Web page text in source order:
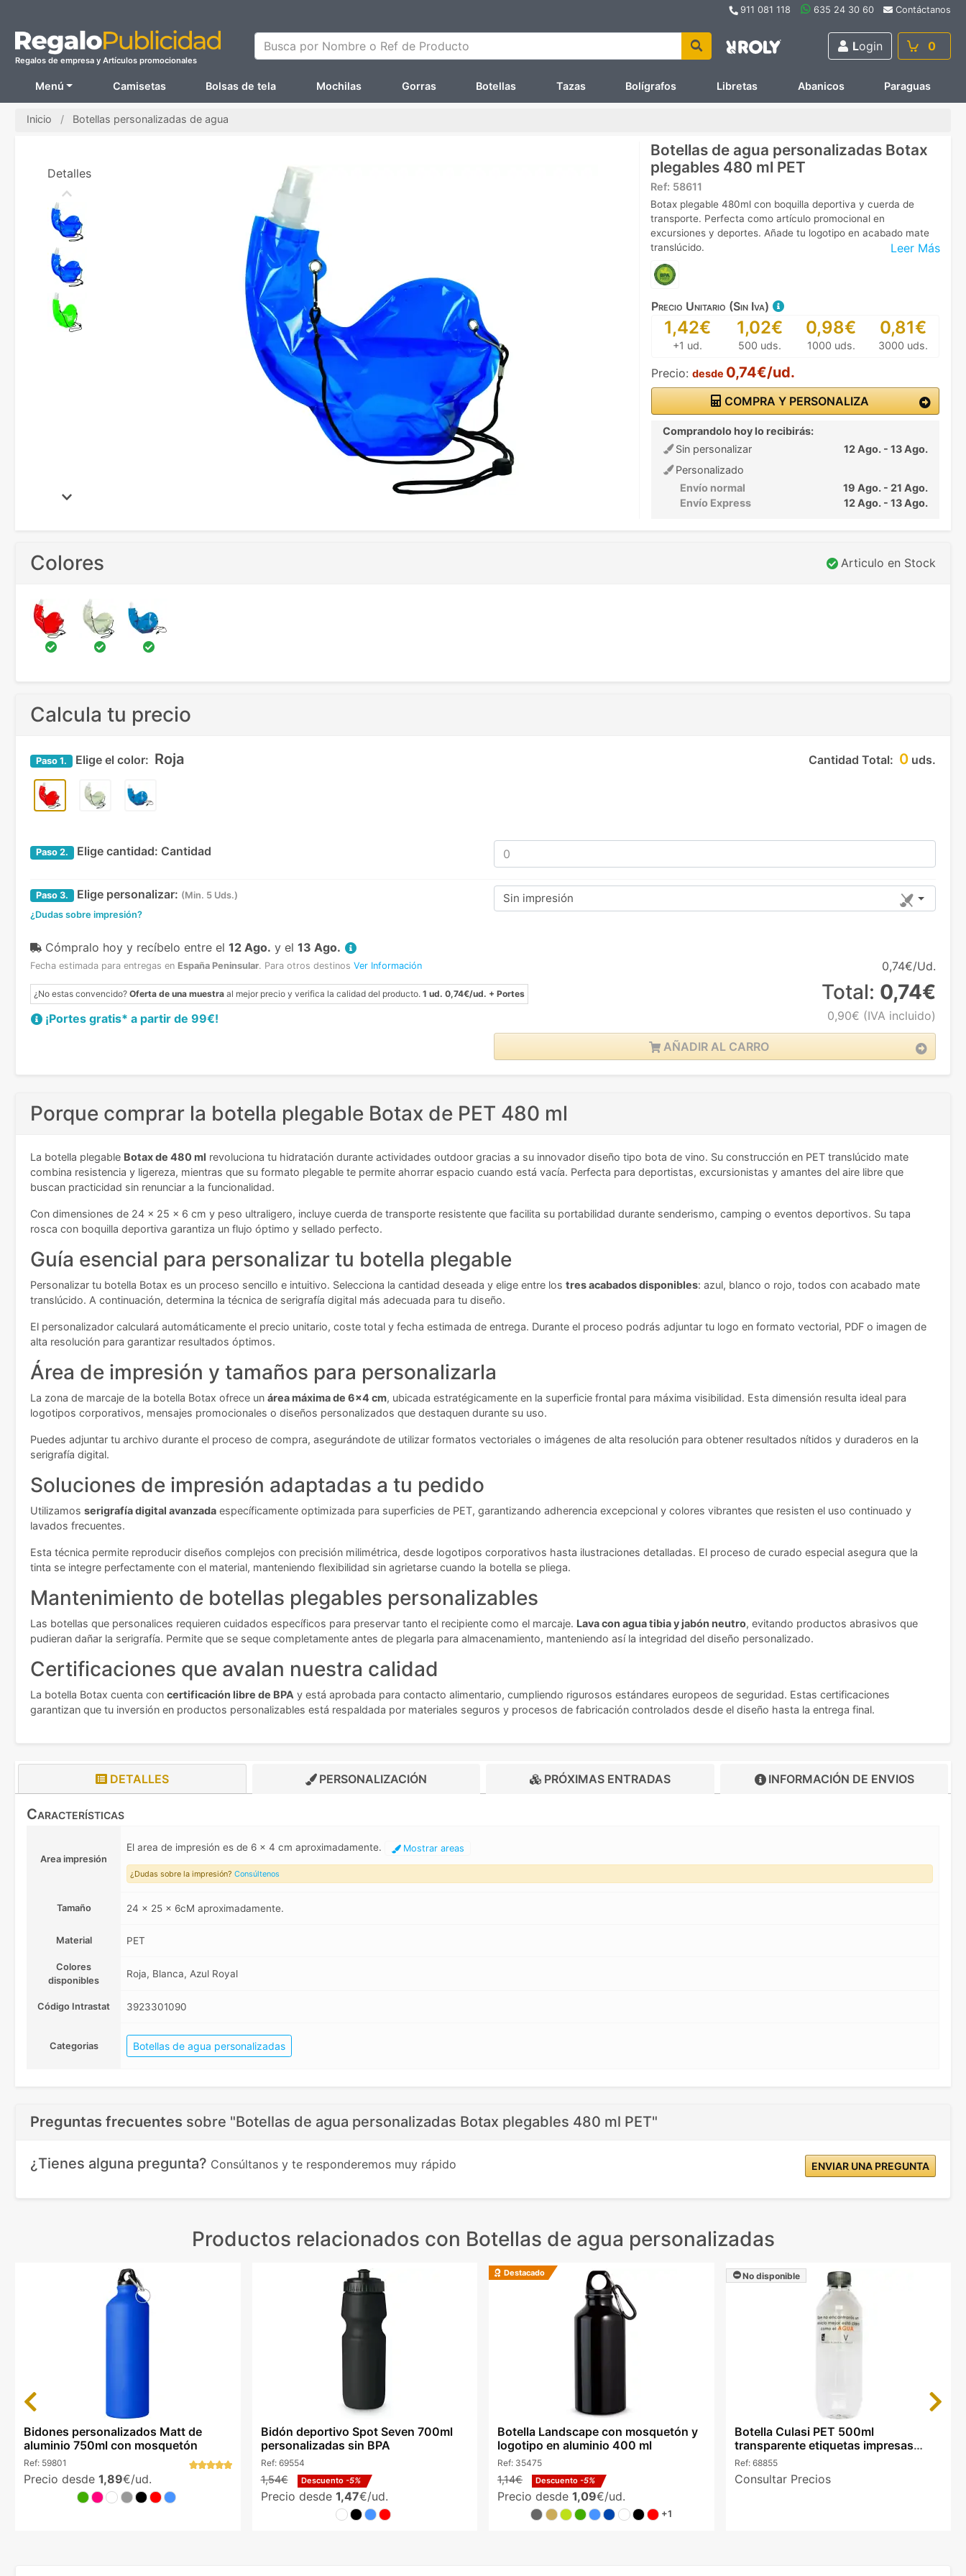
911 081 118 635 24 30 60 Contáctanos
Regalos de empresa y Artículos promocionales
Busca por Nombre o Ref de Producto Login 0
Menú Camisetas Bolsas de tela Mochilas Gorras Botellas Tazas Bolígrafos Libretas Abanicos Paraguas
Inicio Botellas personalizadas de agua
Botellas de agua personalizadas Botax
plegables 480 ml PET
Ref: 58611
Leer Más
Botax plegable 480ml con boquilla deportiva y cuerda de
transporte. Perfecta como artículo promocional en
excursiones y deportes. Añade tu logotipo en acabado mate
translúcido.
Precio Unitario (Sin Iva)
1,42€
+1 ud.
1,02€
500 uds.
0,98€
1000 uds.
0,81€
3000 uds.
Precio: desde 0,74€/ud.
COMPRA Y PERSONALIZA
Comprandolo hoy lo recibirás:
Sin personalizar
12 Ago. - 13 Ago.
Personalizado
Envío normal
19 Ago. - 21 Ago.
Envío Express
12 Ago. - 13 Ago.
Detalles
Colores Articulo en Stock
Calcula tu precio
Cantidad Total: 0 uds.
Paso 1. Elige el color: Roja
Paso 2. Elige cantidad: Cantidad
Paso 3. Elige personalizar: (Min. 5 Uds.)
¿Dudas sobre impresión?
Sin impresión
Cómpralo hoy y recíbelo entre el 12 Ago. y el 13 Ago.
Fecha estimada para entregas en España Peninsular. Para otros destinos Ver Información
¿No estas convencido? Oferta de una muestra al mejor precio y verifica la calidad del producto. 1 ud. 0,74€/ud. + Portes
¡Portes gratis* a partir de 99€!
0,74€/Ud.
Total: 0,74€
0,90€ (IVA incluido)
AÑADIR AL CARRO
Porque comprar la botella plegable Botax de PET 480 ml
La botella plegable Botax de 480 ml revoluciona tu hidratación durante actividades outdoor gracias a su innovador diseño tipo bota de vino. Su construcción en PET translúcido mate
combina resistencia y ligereza, mientras que su formato plegable te permite ahorrar espacio cuando está vacía. Perfecta para deportistas, excursionistas y amantes del aire libre que
buscan practicidad sin renunciar a la funcionalidad.
Con dimensiones de 24 x 25 x 6 cm y peso ultraligero, incluye cuerda de transporte resistente que facilita su portabilidad durante senderismo, camping o eventos deportivos. Su tapa
rosca con boquilla deportiva garantiza un flujo óptimo y sellado perfecto.
Guía esencial para personalizar tu botella plegable
Personalizar tu botella Botax es un proceso sencillo e intuitivo. Selecciona la cantidad deseada y elige entre los tres acabados disponibles: azul, blanco o rojo, todos con acabado mate
translúcido. A continuación, determina la técnica de serigrafía digital más adecuada para tu diseño.
El personalizador calculará automáticamente el precio unitario, coste total y fecha estimada de entrega. Durante el proceso podrás adjuntar tu logo en formato vectorial, PDF o imagen de
alta resolución para garantizar resultados óptimos.
Área de impresión y tamaños para personalizarla
La zona de marcaje de la botella Botax ofrece un área máxima de 6x4 cm, ubicada estratégicamente en la superficie frontal para máxima visibilidad. Esta dimensión resulta ideal para
logotipos corporativos, mensajes promocionales o diseños personalizados que destaquen durante su uso.
Puedes adjuntar tu archivo durante el proceso de compra, asegurándote de utilizar formatos vectoriales o imágenes de alta resolución para obtener resultados nítidos y duraderos en la
serigrafía digital.
Soluciones de impresión adaptadas a tu pedido
Utilizamos serigrafía digital avanzada específicamente optimizada para superficies de PET, garantizando adherencia excepcional y colores vibrantes que resisten el uso continuado y
lavados frecuentes.
Esta técnica permite reproducir diseños complejos con precisión milimétrica, desde logotipos corporativos hasta ilustraciones detalladas. El proceso de curado especial asegura que la
tinta se integre perfectamente con el material, manteniendo flexibilidad sin agrietarse cuando la botella se pliega.
Mantenimiento de botellas plegables personalizables
Las botellas que personalices requieren cuidados específicos para preservar tanto el recipiente como el marcaje. Lava con agua tibia y jabón neutro, evitando productos abrasivos que
pudieran dañar la serigrafía. Permite que se seque completamente antes de plegarla para almacenamiento, manteniendo así la integridad del diseño personalizado.
Certificaciones que avalan nuestra calidad
La botella Botax cuenta con certificación libre de BPA y está aprobada para contacto alimentario, cumpliendo rigurosos estándares europeos de seguridad. Estas certificaciones
garantizan que tu inversión en productos personalizables está respaldada por materiales seguros y procesos de fabricación controlados desde el diseño hasta la entrega final.
DETALLES PERSONALIZACIÓN PRÓXIMAS ENTRADAS INFORMACIÓN DE ENVIOS
Características
Area impresión
El area de impresión es de 6 x 4 cm aproximadamente. Mostrar areas
¿Dudas sobre la impresión? Consúltenos
Tamaño 24 x 25 x 6cM aproximadamente.
Material PET
Colores
disponibles
Roja, Blanca, Azul Royal
Código Intrastat 3923301090
Categorias Botellas de agua personalizadas
Preguntas frecuentes sobre "Botellas de agua personalizadas Botax plegables 480 ml PET"
¿Tienes alguna pregunta? Consúltanos y te responderemos muy rápido ENVIAR UNA PREGUNTA
Productos relacionados con Botellas de agua personalizadas
Bidones personalizados Matt de
aluminio 750ml con mosquetón
Ref: 59801
Precio desde 1,89€/ud.
Bidón deportivo Spot Seven 700ml
personalizadas sin BPA
Ref: 69554
1,54€ Descuento -5%
Precio desde 1,47€/ud.
Destacado
Botella Landscape con mosquetón y
logotipo en aluminio 400 ml
Ref: 35475
1,14€ Descuento -5%
Precio desde 1,09€/ud.
+1
No disponible
Botella Culasi PET 500ml
transparente etiquetas impresas
color
Ref: 68855
Consultar Precios
Previous Next